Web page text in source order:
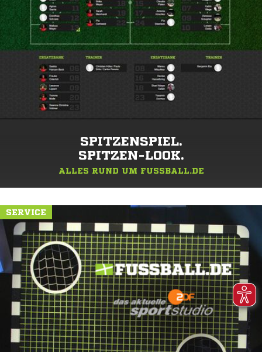
SPITZENSPIEL.
SPITZEN-LOOK.
ALLES RUND UM FUSSBALL.DE
SERVICE